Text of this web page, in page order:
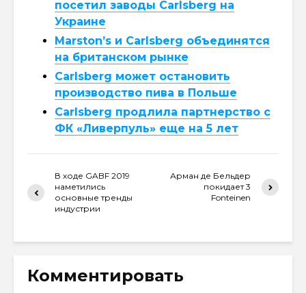
посетил заводы Carlsberg на
Украине
Marston’s и Carlsberg объединятся
на британском рынке
Carlsberg может остановить
производство пива в Польше
Carlsberg продлила партнерство с
ФК «Ливерпуль» еще на 5 лет
В ходе GABF 2019
наметились
основные тренды
индустрии
Арман де Бельдер
покидает 3
Fonteinen
Комментировать